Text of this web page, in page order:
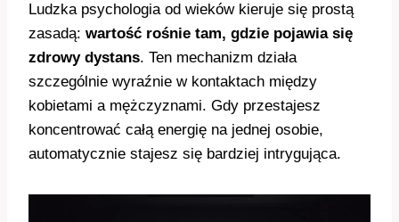
Ludzka psychologia od wieków kieruje się prostą
zasadą: wartość rośnie tam, gdzie pojawia się
zdrowy dystans. Ten mechanizm działa
szczególnie wyraźnie w kontaktach między
kobietami a mężczyznami. Gdy przestajesz
koncentrować całą energię na jednej osobie,
automatycznie stajesz się bardziej intrygująca.